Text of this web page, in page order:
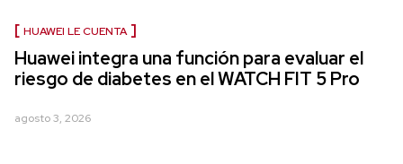
HUAWEI LE CUENTA
Huawei integra una función para evaluar el
riesgo de diabetes en el WATCH FIT 5 Pro
agosto 3, 2026